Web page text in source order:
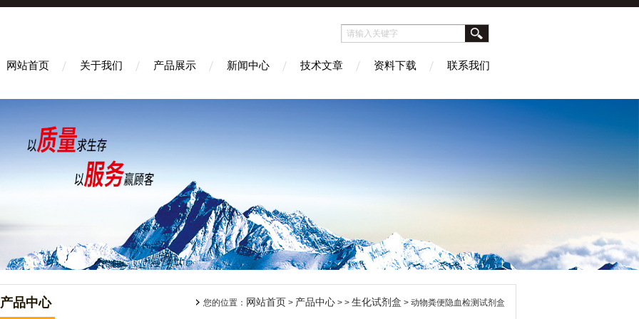
网站首页 关于我们 产品展示 新闻中心 技术文章 资料下载 联系我们
产品中心 您的位置： 网站首页 > 产品中心 > > 生化试剂盒 > 动物粪便隐血检测试剂盒